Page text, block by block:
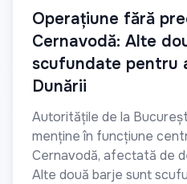
Operațiune fără
Cernavodă: Alte
scufundate pentru
Dunării
Autoritățile de la
menține în funcțiune
Cernavodă, afectată de
Alte două barje sunt